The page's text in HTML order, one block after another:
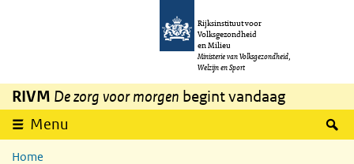
Overslaan en naar de inhoud gaan
Rijksinstituut voor
Volksgezondheid
en Milieu
Ministerie van Volksgezondheid,
Welzijn en Sport
RIVM De zorg voor morgen begint vandaag
Menu
Home